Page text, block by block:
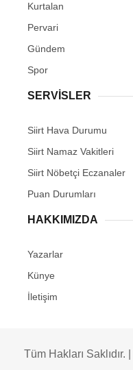
Kurtalan
Pervari
Gündem
Spor
SERVİSLER
Siirt Hava Durumu
Siirt Namaz Vakitleri
Siirt Nöbetçi Eczanaler
Puan Durumları
HAKKIMIZDA
Yazarlar
Künye
İletişim
Tüm Hakları Saklıdır. |